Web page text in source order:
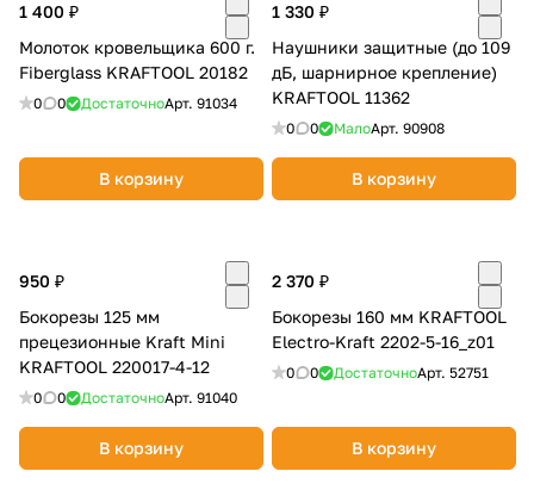
1 400 ₽
Молоток кровельщика 600 г.
Fiberglass KRAFTOOL 20182
0 0 ДостаточноАрт. 91034
В корзину
1 330 ₽
Наушники защитные (до 109
дБ, шарнирное крепление)
KRAFTOOL 11362
0 0 МалоАрт. 90908
В корзину
950 ₽
Бокорезы 125 мм
прецезионные Kraft Mini
KRAFTOOL 220017-4-12
0 0 ДостаточноАрт. 91040
В корзину
2 370 ₽
Бокорезы 160 мм KRAFTOOL
Electro-Kraft 2202-5-16_z01
0 0 ДостаточноАрт. 52751
В корзину